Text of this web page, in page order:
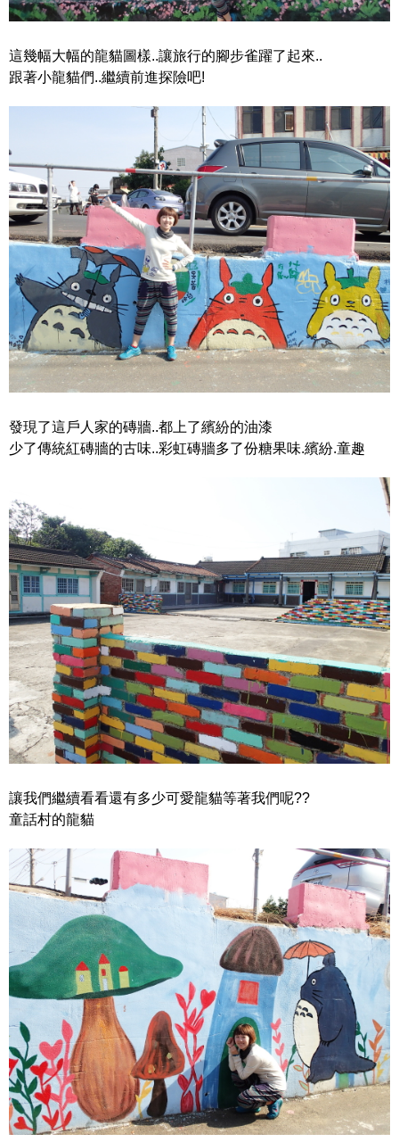
這幾幅大幅的龍貓圖樣..讓旅行的腳步雀躍了起來..
跟著小龍貓們..繼續前進探險吧!
發現了這戶人家的磚牆..都上了繽紛的油漆
少了傳統紅磚牆的古味..彩虹磚牆多了份糖果味.繽紛.童趣
讓我們繼續看看還有多少可愛龍貓等著我們呢??
童話村的龍貓